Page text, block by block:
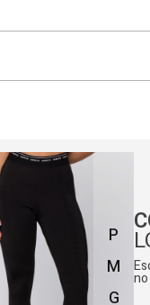
P
M
G